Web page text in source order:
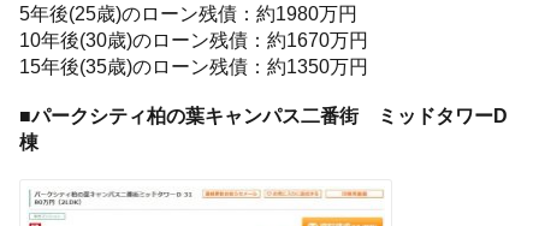
5年後(25歳)のローン残債：約1980万円
10年後(30歳)のローン残債：約1670万円
15年後(35歳)のローン残債：約1350万円
■パークシティ柏の葉キャンパス二番街 ミッドタワーD
棟